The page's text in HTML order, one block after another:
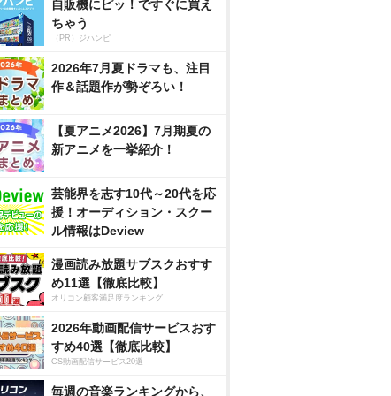
自販機にピッ！ですぐに買え
ちゃう
（PR）ジハンピ
2026年7月夏ドラマも、注目
作＆話題作が勢ぞろい！
【夏アニメ2026】7月期夏の
新アニメを一挙紹介！
芸能界を志す10代～20代を応
援！オーディション・スクー
ル情報はDeview
漫画読み放題サブスクおすす
め11選【徹底比較】
オリコン顧客満足度ランキング
2026年動画配信サービスおす
すめ40選【徹底比較】
CS動画配信サービス20選
毎週の音楽ランキングから、